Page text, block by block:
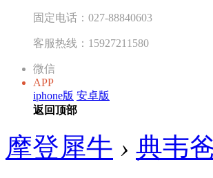
固定电话：027-88840603
客服热线：15927211580
微信
APP
iphone版 安卓版
返回顶部
摩登犀牛 › 典韦